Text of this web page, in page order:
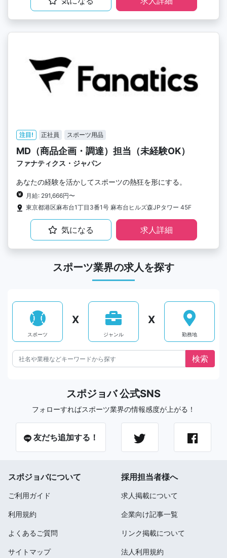
注目! 正社員 スポーツ用品
MD（商品企画・調達）担当（未経験OK）
ファナティクス・ジャパン
あなたの経験を活かしてスポーツの熱狂を形にする。
月給: 291,666円〜
東京都港区麻布台1丁目3番1号 麻布台ヒルズ森JPタワー 45F
気になる 求人詳細
スポーツ業界の求人を探す
スポーツ
X
ジャンル
X
勤務地
スポジョバ 公式SNS
フォローすればスポーツ業界の情報感度が上がる！
友だち追加する！
スポジョバについて
ご利用ガイド
利用規約
よくあるご質問
サイトマップ
採用担当者様へ
求人掲載について
企業向け記事一覧
リンク掲載について
法人利用規約